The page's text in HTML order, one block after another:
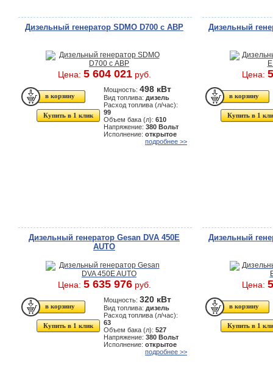
Дизельный генератор SDMO D700 с АВР
Цена: 5 604 021руб.
Купить в 1 клик
Мощность: 498 кВт
Вид топлива: дизель
Расход топлива (л/час):
99
Объем бака (л): 610
Напряжение: 380 Вольт
Исполнение: открытое
подробнее >>
Дизельный
Цена:
Купить в 1
Дизельный генератор Gesan DVA 450E
AUTO
Цена: 5 635 976руб.
Купить в 1 клик
Мощность: 320 кВт
Вид топлива: дизель
Расход топлива (л/час):
63
Объем бака (л): 527
Напряжение: 380 Вольт
Исполнение: открытое
подробнее >>
Дизельный
Цена:
Купить в 1